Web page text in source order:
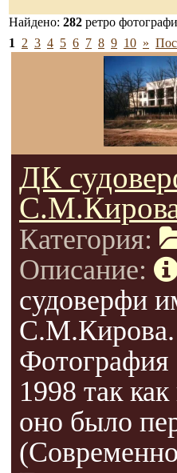
Найдено: 282 ретро
1
2 3 4 5 6 7 8 9 10 »
ДК
Категория:
Описание:
судоверфи
С.М.Кирова.
Фотография
1998 так
оно было